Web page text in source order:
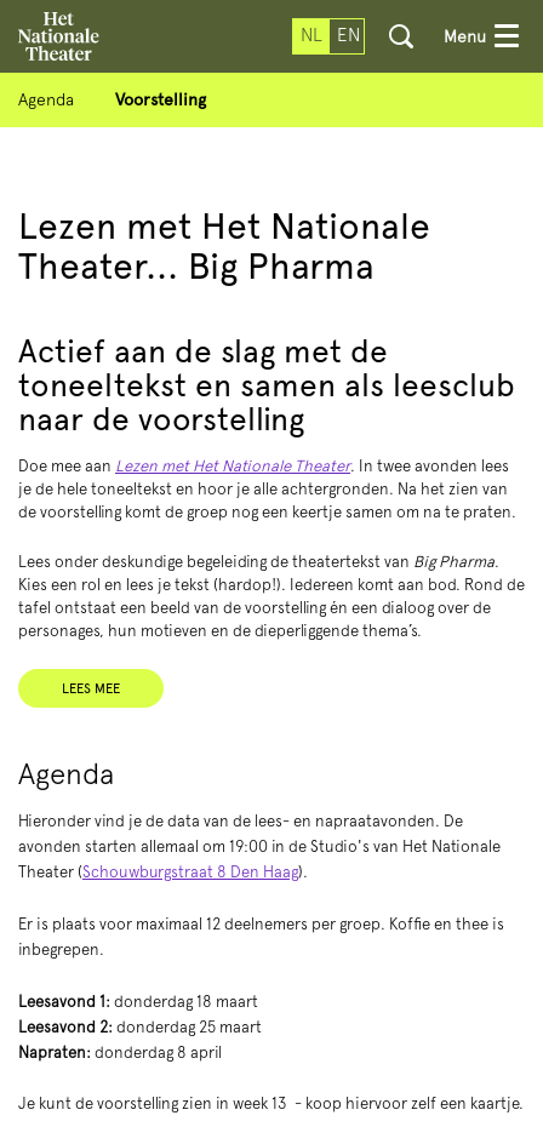
NL EN Menu
Agenda Voorstelling
Lezen met Het Nationale
Theater... Big Pharma
Actief aan de slag met de
toneeltekst en samen als leesclub
naar de voorstelling
Doe mee aan Lezen met Het Nationale Theater. In twee avonden lees
je de hele toneeltekst en hoor je alle achtergronden. Na het zien van
de voorstelling komt de groep nog een keertje samen om na te praten.
Lees onder deskundige begeleiding de theatertekst van Big Pharma.
Kies een rol en lees je tekst (hardop!). Iedereen komt aan bod. Rond de
tafel ontstaat een beeld van de voorstelling én een dialoog over de
personages, hun motieven en de dieperliggende thema’s.
LEES MEE
Agenda
Hieronder vind je de data van de lees- en napraatavonden. De
avonden starten allemaal om 19:00 in de Studio's van Het Nationale
Theater (Schouwburgstraat 8 Den Haag).
Er is plaats voor maximaal 12 deelnemers per groep. Koffie en thee is
inbegrepen.
Leesavond 1: donderdag 18 maart
Leesavond 2: donderdag 25 maart
Napraten: donderdag 8 april
Je kunt de voorstelling zien in week 13 - koop hiervoor zelf een kaartje.